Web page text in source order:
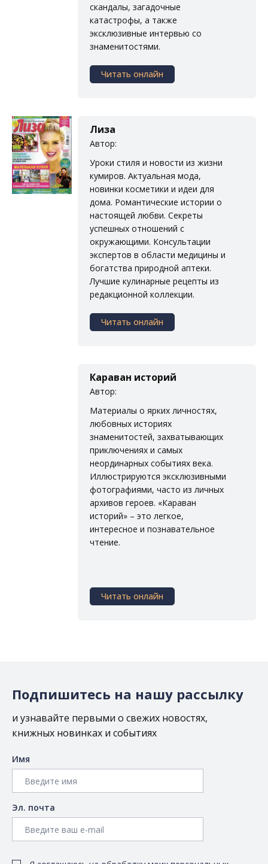
скандалы, загадочные
катастрофы, а также
эксклюзивные интервью со
знаменитостями.
Читать онлайн
Лиза
Автор:
Уроки стиля и новости из жизни
кумиров. Актуальная мода,
новинки косметики и идеи для
дома. Романтические истории о
настоящей любви. Секреты
успешных отношений с
окружающими. Консультации
экспертов в области медицины и
богатства природной аптеки.
Лучшие кулинарные рецепты из
редакционной коллекции.
Читать онлайн
Караван историй
Автор:
Материалы о ярких личностях,
любовных историях
знаменитостей, захватывающих
приключениях и самых
неординарных событиях века.
Иллюстрируются эксклюзивными
фотографиями, часто из личных
архивов героев. «Караван
историй» – это легкое,
интересное и познавательное
чтение.
Читать онлайн
Подпишитесь на нашу рассылку
и узнавайте первыми о свежих новостях,
книжных новинках и событиях
Имя
Эл. почта